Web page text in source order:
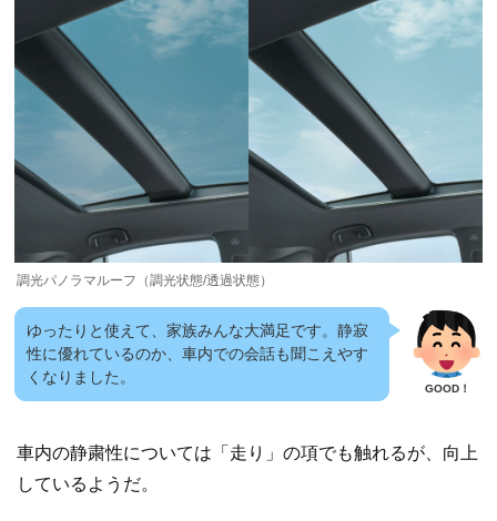
調光パノラマルーフ（調光状態/透過状態）
ゆったりと使えて、家族みんな大満足です。静寂
性に優れているのか、車内での会話も聞こえやす
くなりました。
車内の静粛性については「走り」の項でも触れるが、向上
しているようだ。